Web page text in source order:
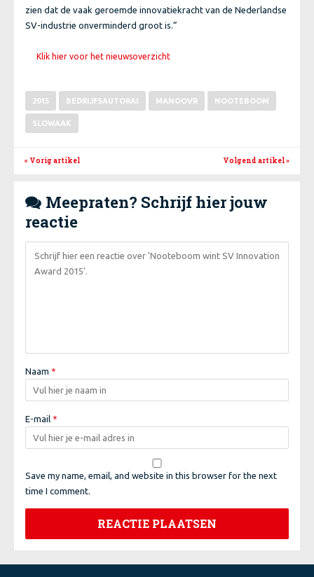
zien dat de vaak geroemde innovatiekracht van de Nederlandse
SV-industrie onverminderd groot is.”
Klik hier voor het nieuwsoverzicht
2015 BEDRIJFSAUTORAI MANOOVR NOOTEBOOM
SLOWAAK
« Vorig artikel Volgend artikel»
 Meepraten? Schrijf hier jouw
reactie
Naam *
E-mail *
Save my name, email, and website in this browser for the next
time I comment.